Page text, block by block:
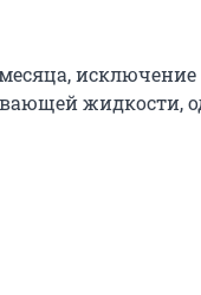
исключение
жидкости,